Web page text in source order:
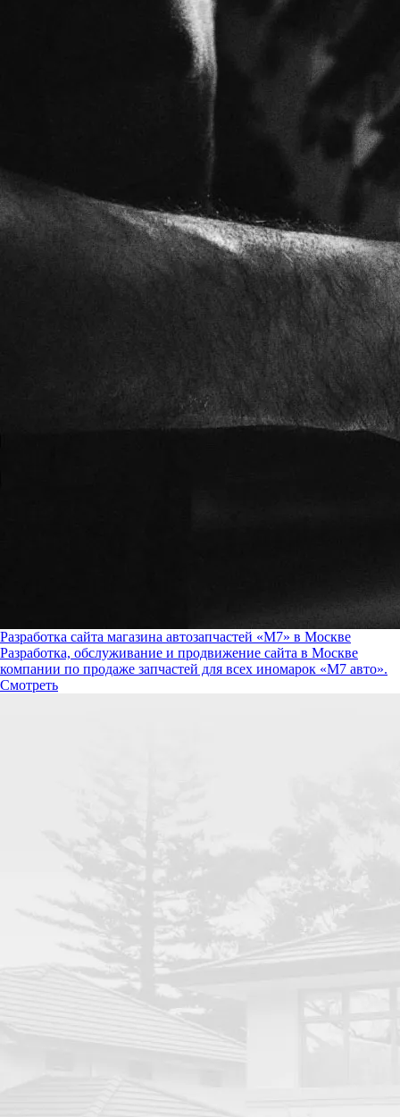
Разработка сайта магазина автозапчастей «М7» в Москве
Разработка, обслуживание и продвижение сайта в Москве
компании по продаже запчастей для всех иномарок «М7 авто».
Смотреть